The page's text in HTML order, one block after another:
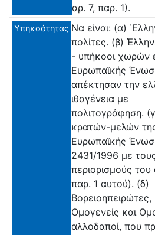
αρ. 7, παρ. 1).
Υπηκοότητας Να είναι: (α)
πολίτες. (β)
- υπήκοοι χωρών
Ευρωπαϊκής
απέκτησαν την
ιθαγένεια με
πολιτογράφηση.
κρατών-μελών
Ευρωπαϊκής
2431/1996 με
περιορισμούς του
παρ. 1 αυτού). (δ)
Βορειοηπειρώτες,
Ομογενείς και
αλλοδαποί, που